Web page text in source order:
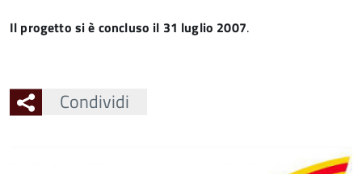
Il progetto si è concluso il 31 luglio 2007.
Condividi